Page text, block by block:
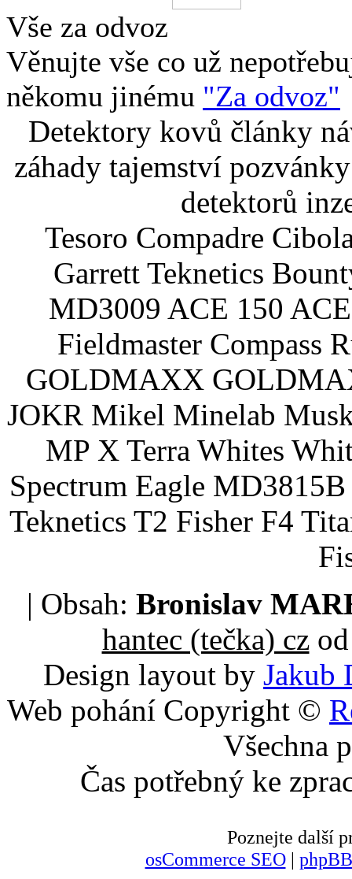
Vše za odvoz
Věnujte vše co už
někomu jinému "Za odvoz"
Detektory kovů články
záhady tajemství
detektorů
Tesoro Compadre
Garrett Teknetics
MD3009 ACE 150
Fieldmaster Compass
GOLDMAXX
JOKR Mikel Minelab
MP X Terra Whites
Spectrum Eagle
Teknetics T2 Fisher F4
| Obsah: Bronislav
hantec (tečka) czod
Design layout by Jakub
Web pohání Copyright ©
Všechna
Čas potřebný ke
Poznejte další
osCommerce SEO|